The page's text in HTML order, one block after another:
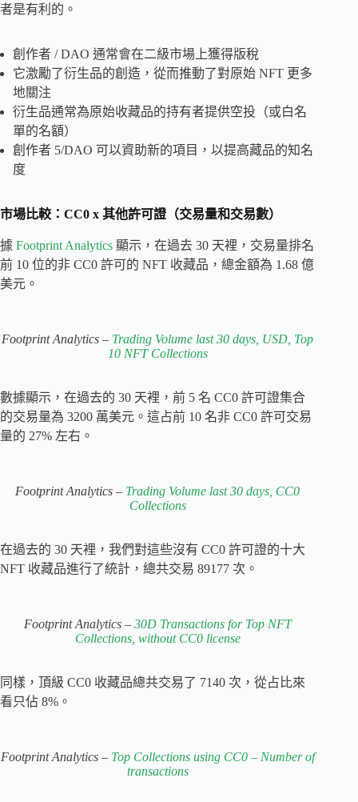
者是有利的。
創作者 / DAO 通常會在二級市場上獲得版稅
它激勵了衍生品的創造，從而推動了對原始 NFT 更多
地關注
衍生品通常為原始收藏品的持有者提供空投（或白名
單的名額）
創作者 5/DAO 可以資助新的項目，以提高藏品的知名
度
市場比較：CC0 x 其他許可證（交易量和交易數）
據 Footprint Analytics 顯示，在過去 30 天裡，交易量排名
前 10 位的非 CC0 許可的 NFT 收藏品，總金額為 1.68 億
美元。
Footprint Analytics – Trading Volume last 30 days, USD, Top
10 NFT Collections
數據顯示，在過去的 30 天裡，前 5 名 CC0 許可證集合
的交易量為 3200 萬美元。這占前 10 名非 CC0 許可交易
量的 27% 左右。
Footprint Analytics – Trading Volume last 30 days, CC0
Collections
在過去的 30 天裡，我們對這些沒有 CC0 許可證的十大
NFT 收藏品進行了統計，總共交易 89177 次。
Footprint Analytics – 30D Transactions for Top NFT
Collections, without CC0 license
同樣，頂級 CC0 收藏品總共交易了 7140 次，從占比來
看只佔 8%。
Footprint Analytics – Top Collections using CC0 – Number of
transactions